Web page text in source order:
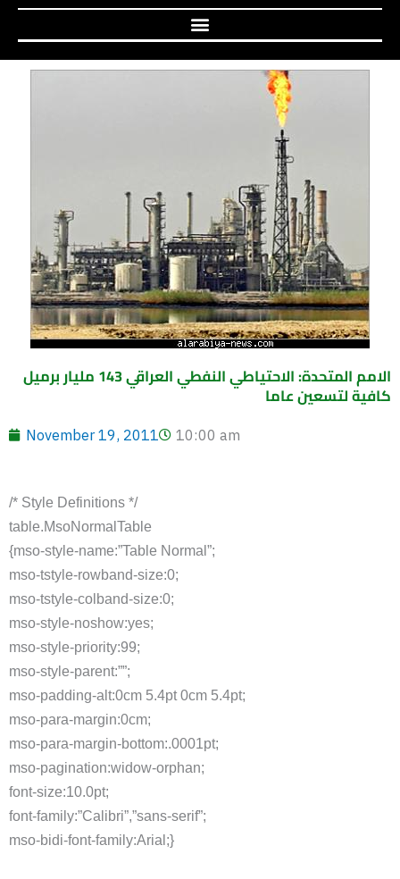
الامم المتحدة: الاحتياطي النفطي العراقي 143 مليار برميل
كافية لتسعين عاما
November 19, 2011 10:00 am
/* Style Definitions */
table.MsoNormalTable
{mso-style-name:”Table Normal”;
mso-tstyle-rowband-size:0;
mso-tstyle-colband-size:0;
mso-style-noshow:yes;
mso-style-priority:99;
mso-style-parent:””;
mso-padding-alt:0cm 5.4pt 0cm 5.4pt;
mso-para-margin:0cm;
mso-para-margin-bottom:.0001pt;
mso-pagination:widow-orphan;
font-size:10.0pt;
font-family:”Calibri”,”sans-serif”;
mso-bidi-font-family:Arial;}